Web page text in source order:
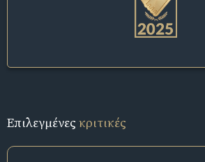
Επιλεγμένεςκριτικές